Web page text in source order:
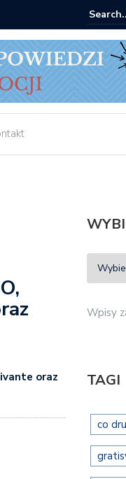
Gdzie kupić:
oraz
Wpisy
TAGI
co